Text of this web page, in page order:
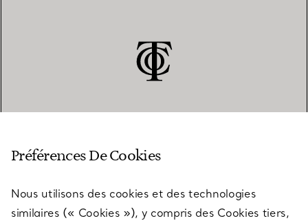
SERVICES
Préférences De Cookies
Nous utilisons des cookies et des technologies
similaires (« Cookies »), y compris des Cookies tiers,